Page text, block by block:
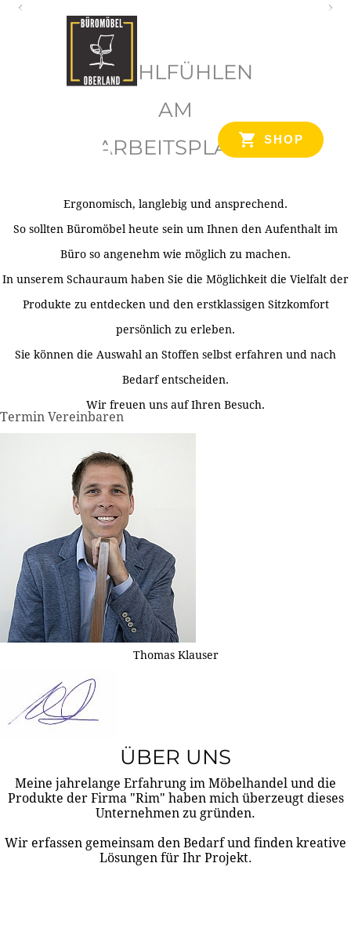
SHOP
WOHLFÜHLEN
AM
ARBEITSPLATZ
Ergonomisch, langlebig und ansprechend.
So sollten Büromöbel heute sein um Ihnen den Aufenthalt im
Büro so angenehm wie möglich zu machen.
In unserem Schauraum haben Sie die Möglichkeit die Vielfalt der
Produkte zu entdecken und den erstklassigen Sitzkomfort
persönlich zu erleben.
Sie können die Auswahl an Stoffen selbst erfahren und nach
Bedarf entscheiden.
Wir freuen uns auf Ihren Besuch.
Termin Vereinbaren
Thomas Klauser
ÜBER UNS
Meine jahrelange Erfahrung im Möbelhandel und die
Produkte der Firma "Rim" haben mich überzeugt dieses
Unternehmen zu gründen.
Wir erfassen gemeinsam den Bedarf und finden kreative
Lösungen für Ihr Projekt.